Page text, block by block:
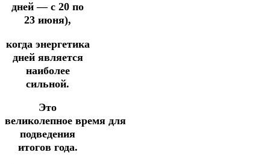
дней — с 20 по
23 июня),
когда энергетика
дней является
наиболее
сильной.
Это
великолепное время для
подведения
итогов года.